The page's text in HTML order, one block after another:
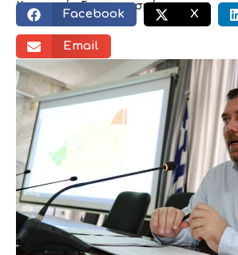
Κοινωνικός διαμοιρασμός:
Facebook X
Email